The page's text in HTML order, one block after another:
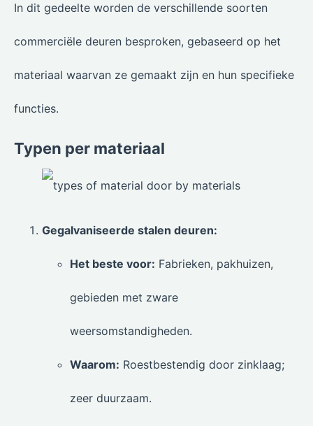
In dit gedeelte worden de verschillende soorten
commerciële deuren besproken, gebaseerd op het
materiaal waarvan ze gemaakt zijn en hun specifieke
functies.
Typen per materiaal
Gegalvaniseerde stalen deuren:
Het beste voor: Fabrieken, pakhuizen,
gebieden met zware
weersomstandigheden.
Waarom: Roestbestendig door zinklaag;
zeer duurzaam.